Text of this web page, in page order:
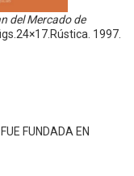
del Mercado de
1997.
FUNDADA EN